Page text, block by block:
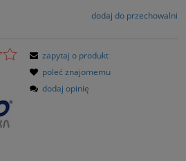
dodaj do przechowalni
zapytaj o produkt
poleć znajomemu
dodaj opinię